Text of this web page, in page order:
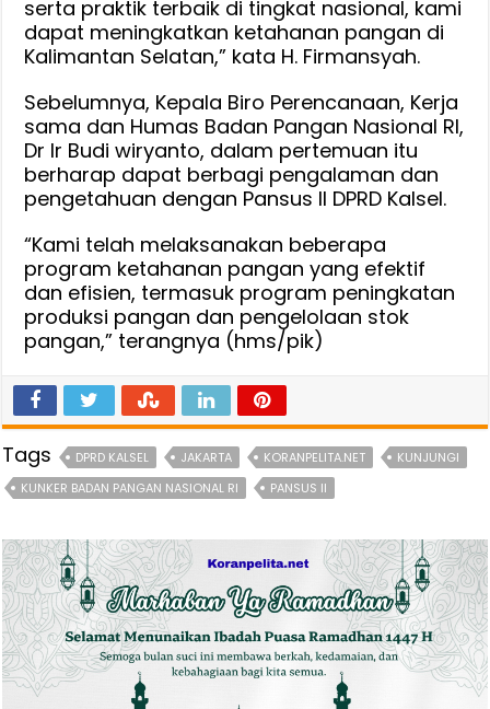
serta praktik terbaik di tingkat nasional, kami
dapat meningkatkan ketahanan pangan di
Kalimantan Selatan,” kata H. Firmansyah.
Sebelumnya, Kepala Biro Perencanaan, Kerja
sama dan Humas Badan Pangan Nasional RI,
Dr Ir Budi wiryanto, dalam pertemuan itu
berharap dapat berbagi pengalaman dan
pengetahuan dengan Pansus II DPRD Kalsel.
“Kami telah melaksanakan beberapa
program ketahanan pangan yang efektif
dan efisien, termasuk program peningkatan
produksi pangan dan pengelolaan stok
pangan,” terangnya (hms/pik)
Tags DPRD KALSEL JAKARTA KORANPELITA.NET
KUNJUNGI
KUNKER BADAN PANGAN NASIONAL RI
PANSUS II